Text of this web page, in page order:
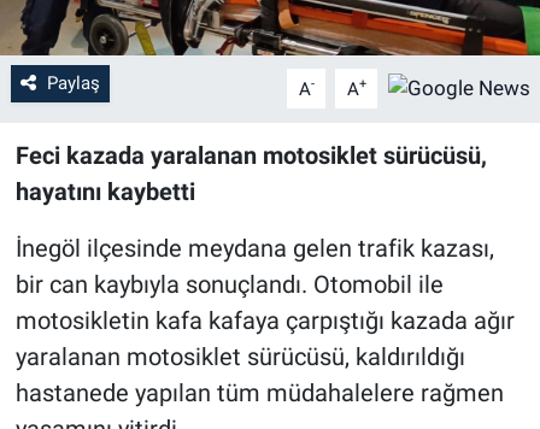
Paylaş A- A+
Feci kazada yaralanan motosiklet sürücüsü,
hayatını kaybetti
İnegöl ilçesinde meydana gelen trafik kazası,
bir can kaybıyla sonuçlandı. Otomobil ile
motosikletin kafa kafaya çarpıştığı kazada ağır
yaralanan motosiklet sürücüsü, kaldırıldığı
hastanede yapılan tüm müdahalelere rağmen
Ekonomi
Dünya
Magazin
Siyaset
Yaşam
Spor